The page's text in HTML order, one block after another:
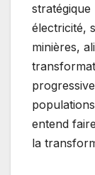
électricité,
minières,
entend
la